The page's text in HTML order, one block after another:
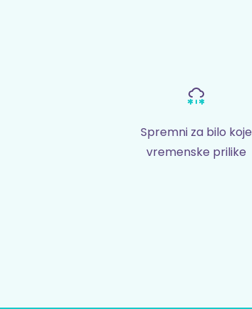
Spremni za bilo koje
vremenske prilike